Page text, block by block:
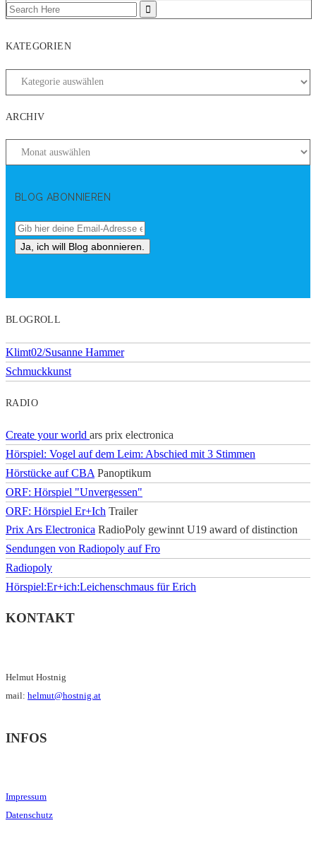
KATEGORIEN
ARCHIV
BLOG ABONNIEREN
BLOGROLL
Klimt02/Susanne Hammer
Schmuckkunst
RADIO
Create your world ars prix electronica
Hörspiel: Vogel auf dem Leim: Abschied mit 3 Stimmen
Hörstücke auf CBA Panoptikum
ORF: Hörspiel "Unvergessen"
ORF: Hörspiel Er+Ich Trailer
Prix Ars Electronica RadioPoly gewinnt U19 award of distinction
Sendungen von Radiopoly auf Fro
Radiopoly
Hörspiel:Er+ich:Leichenschmaus für Erich
KONTAKT
Helmut Hostnig
mail: helmut@hostnig.at
INFOS
Impressum
Datenschutz